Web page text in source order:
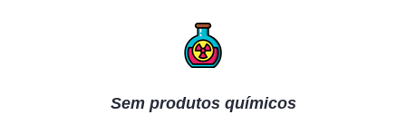
Sem produtos químicos